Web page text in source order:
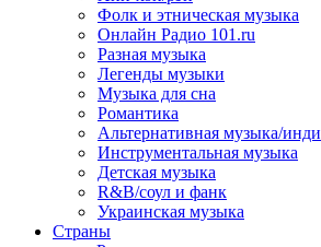
Фолк и этническая музыка
Онлайн Радио 101.ru
Разная музыка
Легенды музыки
Музыка для сна
Романтика
Альтернативная музыка/инди
Инструментальная музыка
Детская музыка
R&B/cоул и фанк
Украинская музыка
Страны